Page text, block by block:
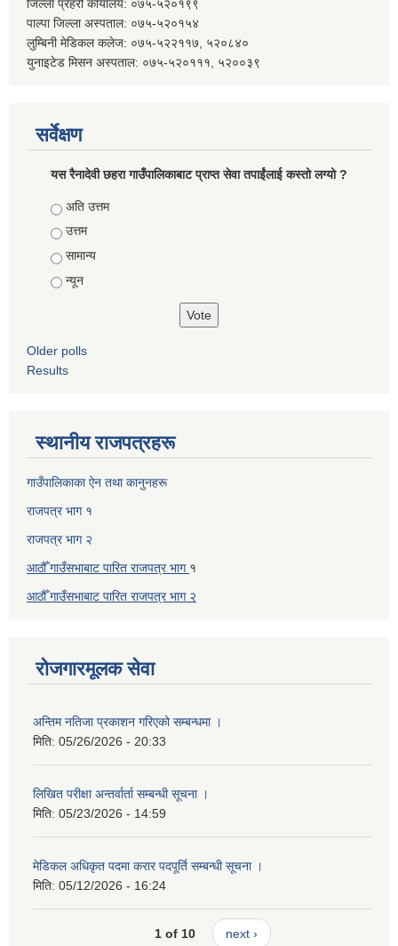
जिल्ला प्रहरी कार्यालय: ०७५-५२०१९९
पाल्पा जिल्ला अस्पताल: ०७५-५२०१५४
लुम्बिनी मेडिकल कलेज: ०७५-५२२११७, ५२०८४०
युनाइटेड मिसन अस्पताल: ०७५-५२०१११, ५२००३९
सर्वेक्षण
यस रैनादेवी छहरा गाउँपालिकाबाट प्राप्त सेवा तपाईंलाई कस्तो लग्यो ?
Choices
अति उत्तम
उत्तम
सामान्य
न्यून
Older polls
Results
स्थानीय राजपत्रहरू
गाउँपालिकाका ऐन तथा कानुनहरू
राजपत्र भाग १
राजपत्र भाग २
आठौँ गाउँसभाबाट पारित राजपत्र भाग १
आठौँ गाउँसभाबाट पारित राजपत्र भाग २
रोजगारमूलक सेवा
अन्तिम नतिजा प्रकाशन गरिएको सम्बन्धमा ।
मिति: 05/26/2026 - 20:33
लिखित परीक्षा अन्तर्वार्ता सम्बन्धी सूचना ।
मिति: 05/23/2026 - 14:59
मेडिकल अधिकृत पदमा करार पदपूर्ति सम्बन्धी सूचना ।
मिति: 05/12/2026 - 16:24
1 of 10 next ›